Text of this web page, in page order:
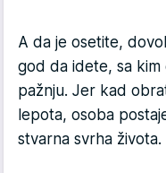
A da je osetite,
god da idete, sa
pažnju. Jer kad
lepota, osoba
stvarna svrha života.